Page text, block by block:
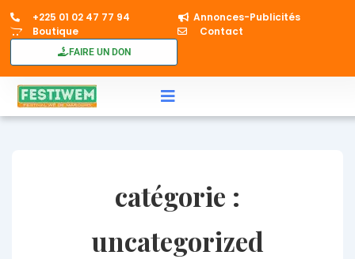
+225 01 02 47 77 94​
Annonces-Publicités
Boutique
Contact
FAIRE UN DON
catégorie :
uncategorized